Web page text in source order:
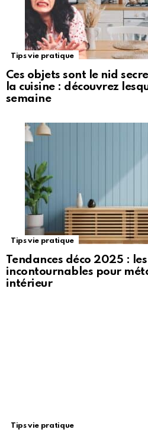
Tips vie pratique
Ces objets sont le nid
la cuisine : découvrez
semaine
Tips vie pratique
Tendances déco 2025 :
incontournables pour
intérieur
Tips vie pratique